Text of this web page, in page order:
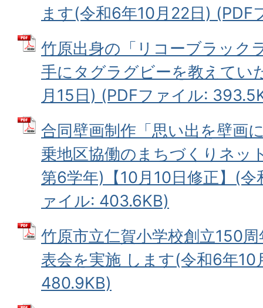
ます(令和6年10月22日) (PDF
竹原出身の「リコーブラック
手にタグラグビーを教えてい
月15日) (PDFファイル:
合同壁画制作「思い出を壁画
乗地区協働のまちづくりネッ
第6学年)【10月10日修正】(
ァイル: 403.6KB)
竹原市立仁賀小学校創立150
表会を実施 します(令和6年
480.9KB)